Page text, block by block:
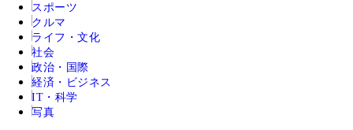
スポーツ
クルマ
ライフ・文化
社会
政治・国際
経済・ビジネス
IT・科学
写真